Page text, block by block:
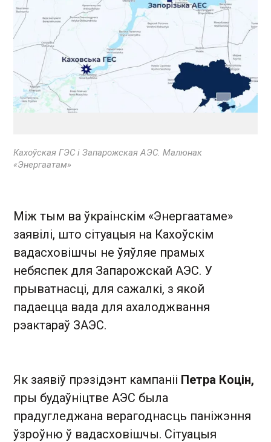
Кахоўская ГЭС і Запарожская АЭС. Малюнак
«Энергаатам»
Між тым ва ўкраінскім «Энергаатаме»
заявілі, што сітуацыя на Кахоўскім
вадасховішчы не ўяўляе прамых
небяспек для Запарожскай АЭС. У
прыватнасці, для сажалкі, з якой
падаецца вада для ахалоджвання
рэактараў ЗАЭС.
Як заявіў прэзідэнт кампаніі Петра Коцін,
пры будаўніцтве АЭС была
прадугледжана верагоднасць паніжэння
ўзроўню ў вадасховішчы. Сітуацыя